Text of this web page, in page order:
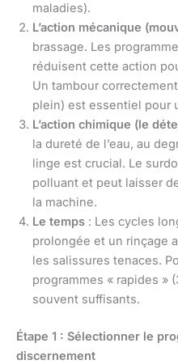
maladies).
L’action mécanique
brassage. Les
réduisent cette action
Un tambour
plein) est essentiel pour
L’action chimique (le
la dureté de l’eau, au
linge est crucial. Le
polluant et peut laisser
la machine.
Le temps : Les cycles
prolongée et un rinçage
les salissures tenaces.
programmes « rapides »
souvent suffisants.
Étape 1 : Sélectionner le
discernement